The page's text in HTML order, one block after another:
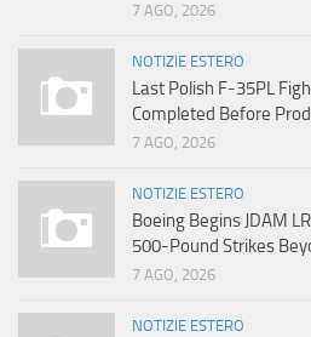
7 AGO, 2026
NOTIZIE ESTERO
Last Polish F-35PL
Completed Before
7 AGO, 2026
NOTIZIE ESTERO
Boeing Begins JDAM
500-Pound Strikes
7 AGO, 2026
NOTIZIE ESTERO